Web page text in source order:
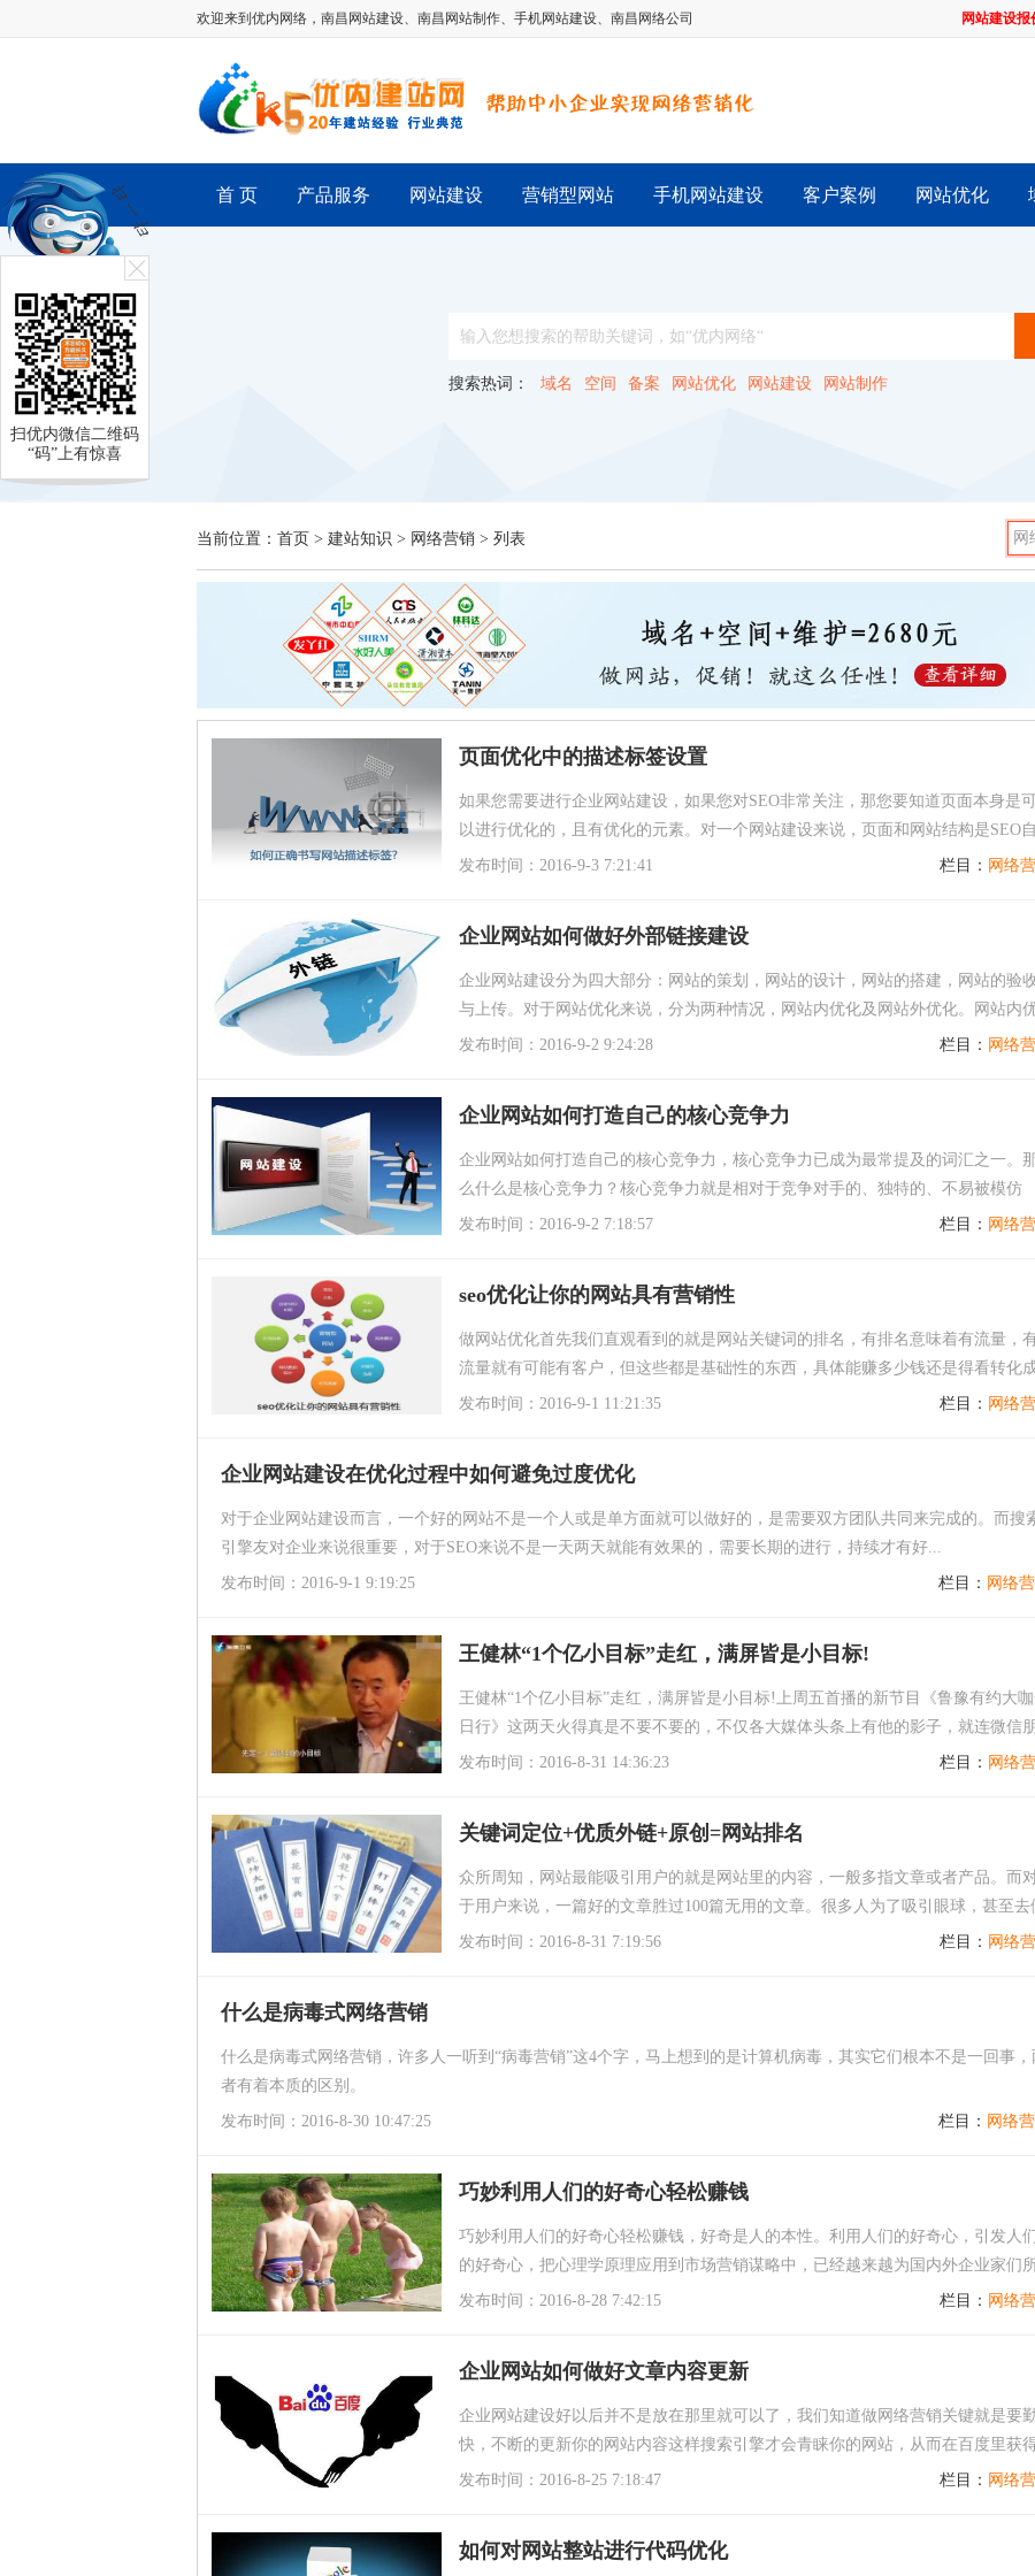
欢迎来到优内网络， 南昌网站建设、 南昌网站制作、 手机网站建设、 南昌网络公司 网站建设报
首 页 产品服务 网站建设 营销型网站 手机网站建设 客户案例 网站优化
搜索热词： 域名 空间 备案 网站优化 网站建设 网站制作
当前位置： 首页 > 建站知识 > 网络营销 > 列表
页面优化中的描述标签设置
如果您需要进行企业网站建设，如果您对SEO非常关注，那您要知道页面本身是可
以进行优化的，且有优化的元素。对一个网站建设来说，页面和网站结构是SEO自
己可以控制的，优化好这两个方面就是给网站SEO打下...
发布时间：2016-9-3 7:21:41 栏目： 网络
企业网站如何做好外部链接建设
企业网站建设分为四大部分：网站的策划，网站的设计，网站的搭建，网站的验
与上传。对于网站优化来说，分为两种情况，网站内优化及网站外优化。网站内
化主要指网站建设时网站结构及页面相关性优化，之...
发布时间：2016-9-2 9:24:28 栏目： 网络
企业网站如何打造自己的核心竞争力
企业网站如何打造自己的核心竞争力，核心竞争力已成为最常提及的词汇之一。
么什么是核心竞争力？核心竞争力就是相对于竞争对手的、独特的、不易被模仿
的、并能够为公司产生价值的核心能力和优势资源。
发布时间：2016-9-2 7:18:57 栏目： 网络
seo优化让你的网站具有营销性
做网站优化首先我们直观看到的就是网站关键词的排名，有排名意味着有流量，
流量就有可能有客户，但这些都是基础性的东西，具体能赚多少钱还是得看转化
交的成功率，今天企业网站建设专家优内网络跟大家...
发布时间：2016-9-1 11:21:35 栏目： 网络
企业网站建设在优化过程中如何避免过度优化
对于企业网站建设而言，一个好的网站不是一个人或是单方面就可以做好的，是需要双方团队共同来完成的。而搜
引擎友对企业来说很重要，对于SEO来说不是一天两天就能有效果的，需要长期的进行，持续才有好...
发布时间：2016-9-1 9:19:25 栏目： 网络
王健林“1个亿小目标”走红，满屏皆是小目标!
王健林“1个亿小目标”走红，满屏皆是小目标!上周五首播的新节目《鲁豫有约大
日行》这两天火得真是不要不要的，不仅各大媒体头条上有他的影子，就连微信朋
友圈也已被他“承包”。
发布时间：2016-8-31 14:36:23 栏目： 网络
关键词定位+优质外链+原创=网站排名
众所周知，网站最能吸引用户的就是网站里的内容，一般多指文章或者产品。而
于用户来说，一篇好的文章胜过100篇无用的文章。很多人为了吸引眼球，甚至去
一些伪原创，其实这些都是浮云。
发布时间：2016-8-31 7:19:56 栏目： 网络
什么是病毒式网络营销
什么是病毒式网络营销，许多人一听到“病毒营销”这4个字，马上想到的是计算机病毒，其实它们根本不是一回事，
者有着本质的区别。
发布时间：2016-8-30 10:47:25 栏目： 网络
巧妙利用人们的好奇心轻松赚钱
巧妙利用人们的好奇心轻松赚钱，好奇是人的本性。利用人们的好奇心，引发人们
的好奇心，把心理学原理应用到市场营销谋略中，已经越来越为国内外企业家们
重视。
发布时间：2016-8-28 7:42:15 栏目： 网络
企业网站如何做好文章内容更新
企业网站建设好以后并不是放在那里就可以了，我们知道做网络营销关键就是要
快，不断的更新你的网站内容这样搜索引擎才会青睐你的网站，从而在百度里获
好的排名，但这里优内网络沿途资讯要提醒广大用户...
发布时间：2016-8-25 7:18:47 栏目： 网络
如何对网站整站进行代码优化
扫优内微信二维码
“码”上有惊喜